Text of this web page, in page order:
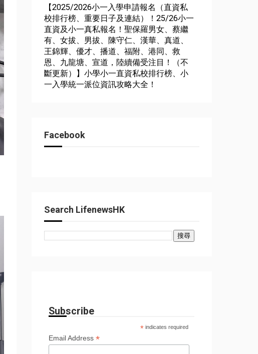
【2025/2026小一入學申請報名（直資私
校排行榜、重要日子及連結）！25/26小一
直資及小一真私報名！聖保羅男女、蔡繼
有、女拔、男拔、陳守仁、漢華、真道、
王錦輝、優才、播道、福附、港同、救
恩、九龍塘、宣道，陸續備受注目！（不
斷更新）】小學小一直資私校排行榜、小
一入學統一派位資訊攻略大全！
Facebook
Search LifenewsHK
Subscribe
* indicates required
Email Address *